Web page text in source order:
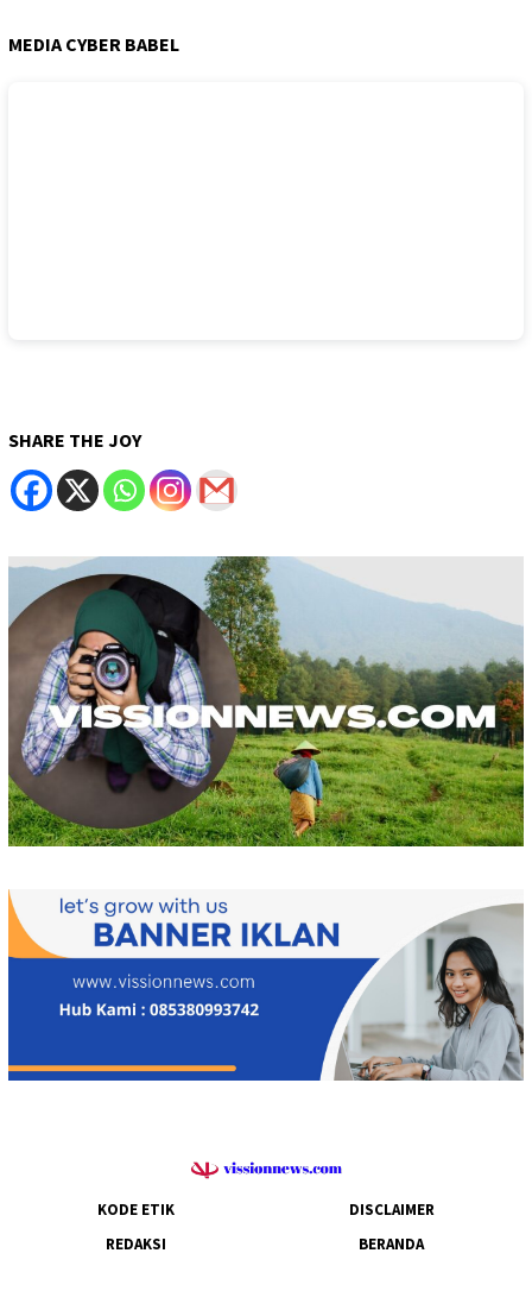
MEDIA CYBER BABEL
SHARE THE JOY
KODE ETIK
DISCLAIMER
REDAKSI
BERANDA